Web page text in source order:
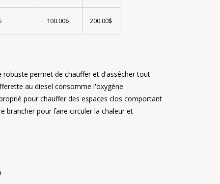
100.00$ 200.00$
robuste permet de chauffer et d'assécher tout
au diesel consomme l'oxygène
pour chauffer des espaces clos comportant
brancher pour faire circuler la chaleur et